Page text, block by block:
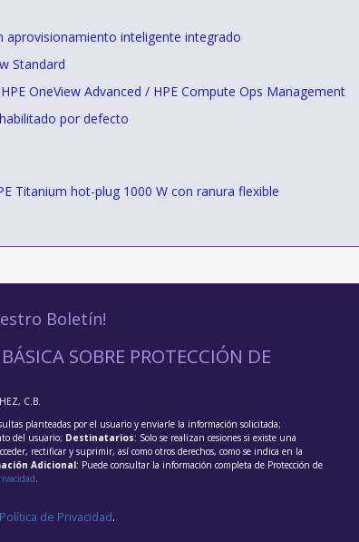
aprovisionamiento inteligente integrado
Standard
OneView Advanced / HPE Compute Ops Management
por defecto
Titanium hot-plug 1000 W con ranura flexible
Boletín!
SOBRE PROTECCIÓN DE
C.B.
planteadas por el usuario y enviarle la información solicitada;
del usuario; Destinatarios: Solo se realizan cesiones si existe una
rectificar y suprimir, así como otros derechos, como se indica en la
Adicional: Puede consultar la información completa de Protección de
.
Política de Privacidad.